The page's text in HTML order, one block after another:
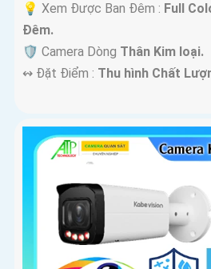
💡 Xem Được Ban Đêm : Full
Ðêm.
🛡 Camera Dòng Thân Kim loại.
️↭ Đặt Điểm : Thu hình Chất